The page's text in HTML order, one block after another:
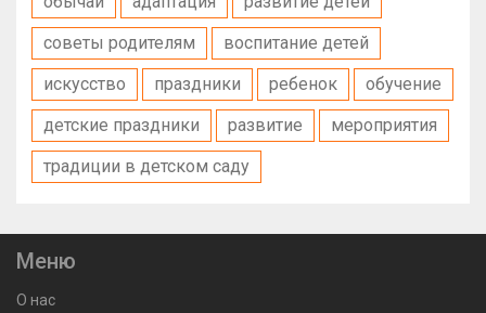
советы родителям
воспитание детей
искусство
праздники ребенок
обучение
детские праздники
развитие
мероприятия
традиции в детском саду
Меню
О нас